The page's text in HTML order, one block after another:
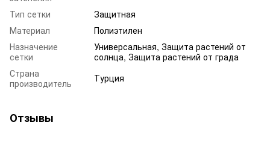
Тип сетки
Защитная
Материал
Полиэтилен
Назначение
сетки
Универсальная, Защита растений от
солнца, Защита растений от града
Страна
производитель
Турция
Отзывы